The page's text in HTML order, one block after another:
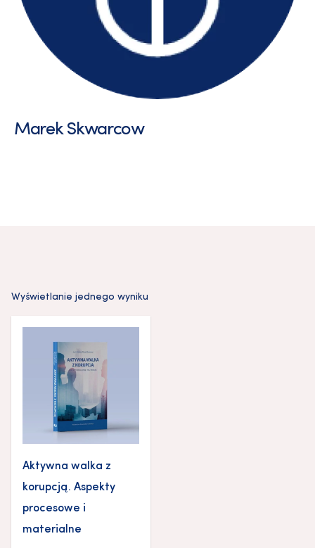
Marek Skwarcow
Wyświetlanie jednego wyniku
Aktywna walka z
korupcją. Aspekty
procesowe i
materialne